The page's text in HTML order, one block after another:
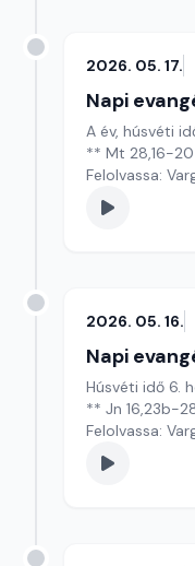
2026. 05. 17.
Napi
A év, húsvéti
** Mt 28,16-
Felolvassa:
2026. 05. 16.
Napi
Húsvéti idő 6.
** Jn 16,23b-
Felolvassa: